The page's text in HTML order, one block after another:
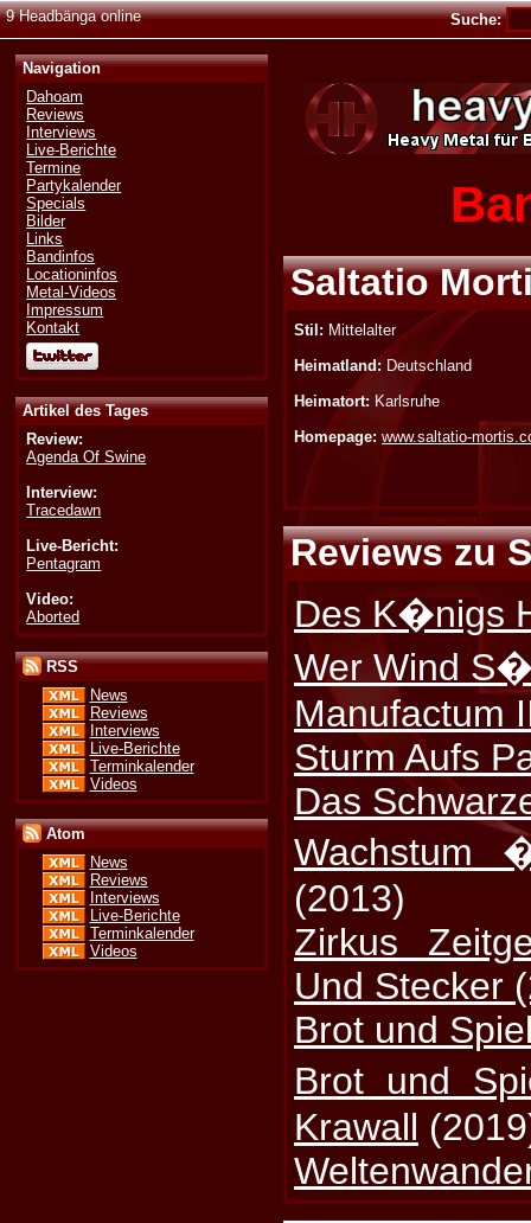
9 Headbänga online Suche:
Navigation
Dahoam
Reviews
Interviews
Live-Berichte
Termine
Partykalender
Specials
Bilder
Links
Bandinfos
Locationinfos
Metal-Videos
Impressum
Kontakt
Artikel des Tages
Review:
Agenda Of Swine
Interview:
Tracedawn
Live-Bericht:
Pentagram
Video:
Aborted
RSS
News
Reviews
Interviews
Live-Berichte
Terminkalender
Videos
Atom
News
Reviews
Interviews
Live-Berichte
Terminkalender
Videos
Saltatio
Stil: Mittelalter
Heimatland: Deutschland
Heimatort: Karlsruhe
Homepage: www.saltatio-
Reviews zu
Des K�nigs
Wer Wind
Manufactum
Sturm Aufs
Das
Wachstum
(2013)
Zirkus
Und Stecker
Brot und
Brot und
Krawall